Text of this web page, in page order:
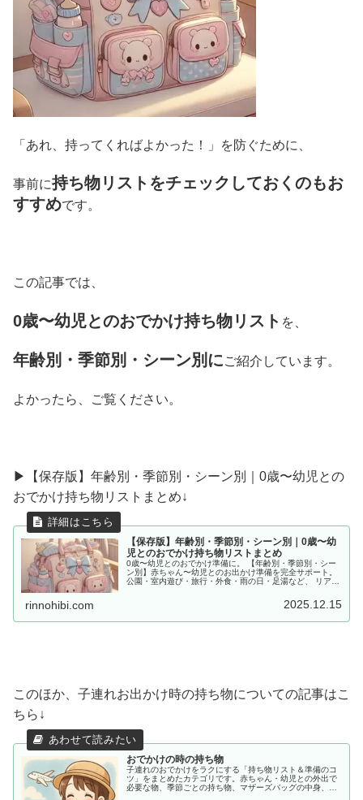
「あれ、持ってくればよかった！」を防ぐために、
事前に持ち物リストをチェックしておくのもお
すすめです。
この記事では、
0歳〜幼児とのおでかけ持ち物リスト を、
年齢別・季節別・シーン別にご紹介しています。
よかったら、ご覧ください。
▶︎【保存版】年齢別・季節別・シーン別｜0歳〜幼児との
おでかけ持ち物リストまとめ↓
【保存版】年齢別・季節別・シーン別｜0歳〜幼
児とのおでかけ持ち物リストまとめ
0歳〜幼児とのおでかけ準備に。 【年齢別・季節別・シー
ン別】赤ちゃん〜幼児とのお出かけ準備を完全サポート。
公園・室内遊び・旅行・外食・雨の日・足湯など、 リアル
rinnohibi.com 2025.12.15
このほか、子連れお出かけ時の持ち物についての記事はこ
ちら↓
おでかけの時の持ち物
子連れのおでかけをラクにする「持ち物リスト＆準備のコ
ツ」をまとめたカテゴリです。赤ちゃん・幼児との外出で
必要な物、季節ごとの持ち物、マザーズバッグの中身、あ